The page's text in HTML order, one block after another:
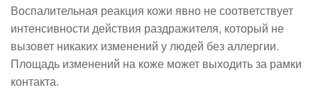
Воспалительная реакция кожи явно не соответствует
интенсивности действия раздражителя, который не
вызовет никаких изменений у людей без аллергии.
Площадь изменений на коже может выходить за рамки
контакта.